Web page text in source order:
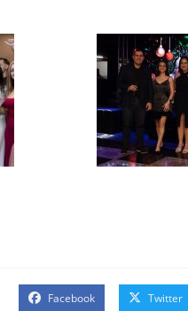
Facebook Twitter